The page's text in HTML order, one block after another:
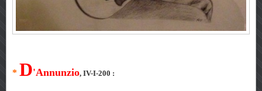
* D'Annunzio, IV-I-200 :